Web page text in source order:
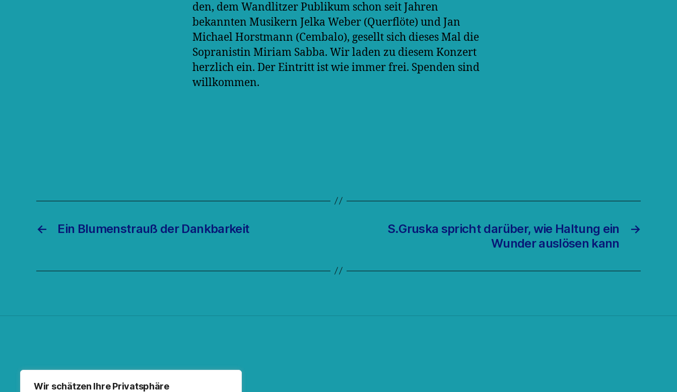
Wir schätzen Ihre Privatsphäre
den, dem Wandlitzer Publikum schon seit Jahren
bekannten Musikern Jelka Weber (Querflöte) und Jan
Michael Horstmann (Cembalo), gesellt sich dieses Mal die
Sopranistin Miriam Sabba. Wir laden zu diesem Konzert
herzlich ein. Der Eintritt ist wie immer frei. Spenden sind
willkommen.
← Ein Blumenstrauß der Dankbarkeit →
S.Gruska spricht darüber, wie Haltung ein
Wunder auslösen kann
Facebook